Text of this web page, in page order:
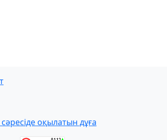
оқылатын дұға